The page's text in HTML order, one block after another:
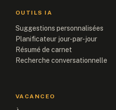
OUTILS IA
Suggestions personnalisées
Planificateur jour-par-jour
Résumé de carnet
Recherche conversationnelle
VACANCEO